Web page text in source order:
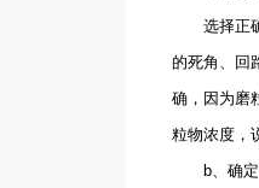
选择正确
的死角、回
确，因为磨
粒物浓度，
b、确定